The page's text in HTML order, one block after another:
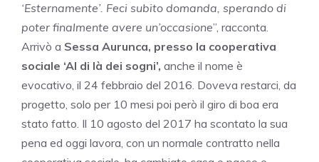
‘Esternamente’. Feci subito domanda, sperando di
poter finalmente avere un’occasione”, racconta.
Arrivò a Sessa Aurunca, presso la cooperativa
sociale ‘Al di là dei sogni’, anche il nome è
evocativo, il 24 febbraio del 2016. Doveva restarci, da
progetto, solo per 10 mesi poi però il giro di boa era
stato fatto. Il 10 agosto del 2017 ha scontato la sua
pena ed oggi lavora, con un normale contratto nella